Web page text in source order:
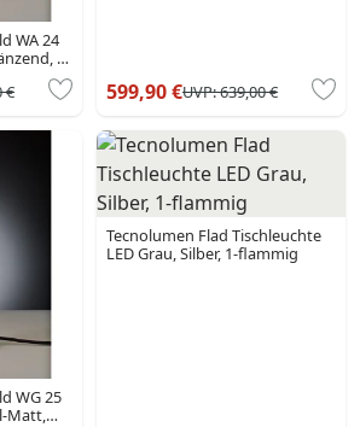
WA 24
1-
€ 599,90 €UVP:639,00 €
WG 25
Matt,
Tecnolumen Flad Tischleuchte
LED Grau, Silber, 1-flammig